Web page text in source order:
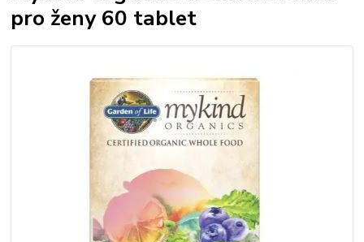
pro ženy 60 tablet